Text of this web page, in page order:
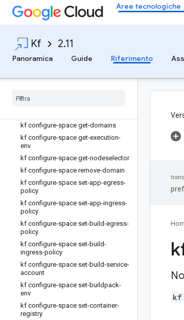
Aree tecnologiche
Kf 2.11
Panoramica
Guide Riferimento
kf configure-cluster set-feature-flag
kf configure-cluster unset-feature-
kf configure-space
kf configure-space get-domains
kf configure-space get-execution-
env
kf configure-space get-nodeselector
kf configure-space remove-domain
kf configure-space set-app-egress-
policy
kf configure-space set-app-ingress-
policy
kf configure-space set-build-egress-
policy
kf configure-space set-build-
ingress-policy
kf configure-space set-build-service-
account
kf configure-space set-buildpack-
env
kf configure-space set-container-
registry
kf